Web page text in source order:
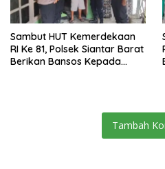
Sambut HUT Kemerdekaan
RI Ke 81, Polsek Siantar Barat
Berikan Bansos Kepada
Tambah